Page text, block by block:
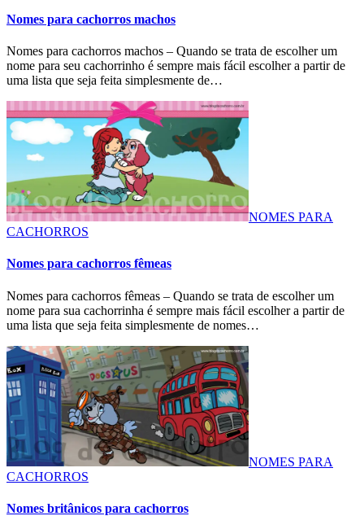
Nomes para cachorros machos
Nomes para cachorros machos – Quando se trata de escolher um
nome para seu cachorrinho é sempre mais fácil escolher a partir de
uma lista que seja feita simplesmente de…
NOMES PARA
CACHORROS
Nomes para cachorros fêmeas
Nomes para cachorros fêmeas – Quando se trata de escolher um
nome para sua cachorrinha é sempre mais fácil escolher a partir de
uma lista que seja feita simplesmente de nomes…
NOMES PARA
CACHORROS
Nomes britânicos para cachorros